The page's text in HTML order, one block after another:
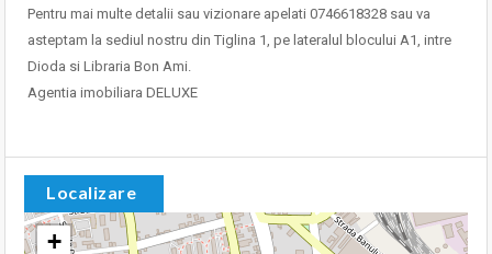
Pentru mai multe detalii sau vizionare apelati 0746618328 sau va
asteptam la sediul nostru din Tiglina 1, pe lateralul blocului A1, intre
Dioda si Libraria Bon Ami.
Agentia imobiliara DELUXE
Localizare
+